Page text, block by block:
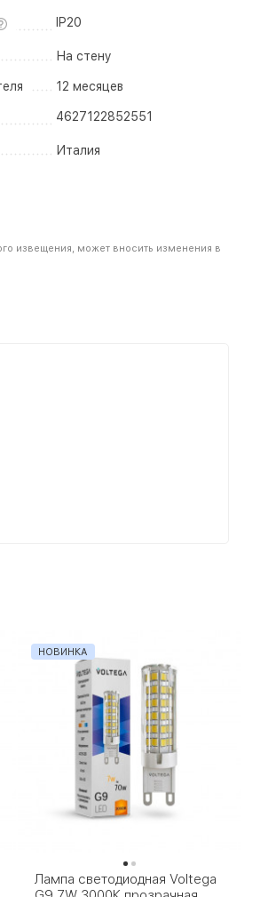
IP20
На стену
12 месяцев
4627122852551
Италия
извещения, может вносить изменения в
НОВИНКА
Лампа светодиодная Voltega